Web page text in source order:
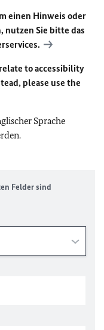
einen Hinweis oder
nutzen Sie bitte das
to accessibility
please use the
Sprache
Felder sind